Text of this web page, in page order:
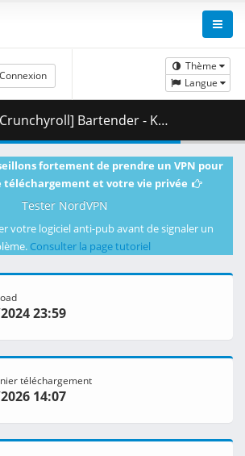
Thème
Langue
Connexion
no Glass - 02 [720p][Multiple Subtitle].mkv.002 ( 357.49 MB )
fortement de prendre un VPN pour
téléchargement et votre vie privée
Tester NordVPN
votre logiciel anti-pub avant de signaler un
Consulter la page tutoriel
23:59
téléchargement
14:07